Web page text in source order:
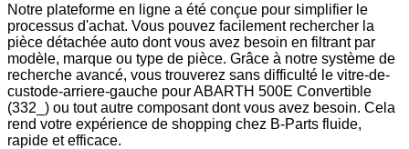
Notre plateforme en ligne a été conçue pour simplifier le
processus d'achat. Vous pouvez facilement rechercher la
pièce détachée auto dont vous avez besoin en filtrant par
modèle, marque ou type de pièce. Grâce à notre système de
recherche avancé, vous trouverez sans difficulté le vitre-de-
custode-arriere-gauche pour ABARTH 500E Convertible
(332_) ou tout autre composant dont vous avez besoin. Cela
rend votre expérience de shopping chez B-Parts fluide,
rapide et efficace.